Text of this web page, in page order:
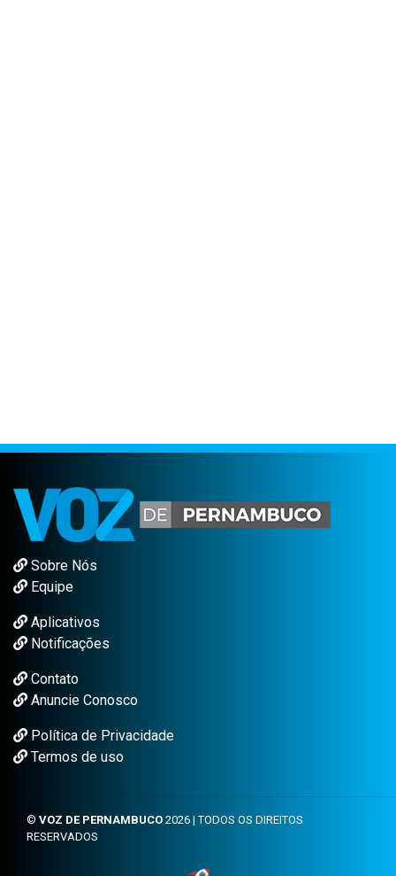
Sobre Nós
Equipe
Aplicativos
Notificações
Contato
Anuncie Conosco
Política de Privacidade
Termos de uso
© VOZ DE PERNAMBUCO 2026 | TODOS OS DIREITOS
RESERVADOS